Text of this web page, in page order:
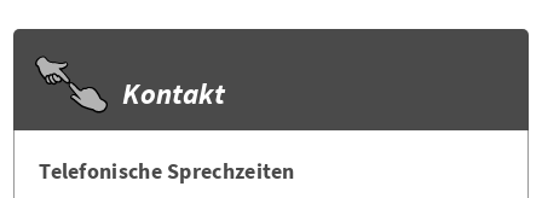
Kontakt
Telefonische Sprechzeiten